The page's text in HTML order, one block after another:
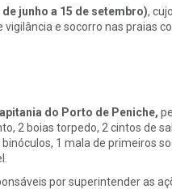
de junho a 15 de setembro),
e socorro nas praias
do Porto de Peniche,
2 boias torpedo, 2 cintos de
1 mala de primeiros
por superintender as